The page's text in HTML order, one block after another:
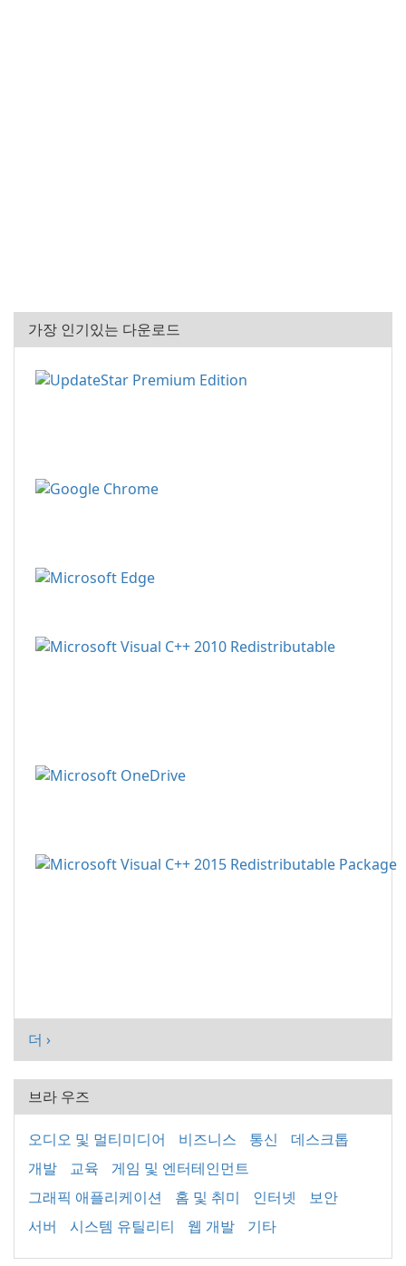
가장 인기있는 다운로드
더 ›
브라 우즈
오디오 및 멀티미디어 비즈니스 통신
데스크톱
개발
교육
게임 및 엔터테인먼트
그래픽 애플리케이션
홈 및 취미 인터넷
보안
서버
시스템 유틸리티 웹 개발 기타